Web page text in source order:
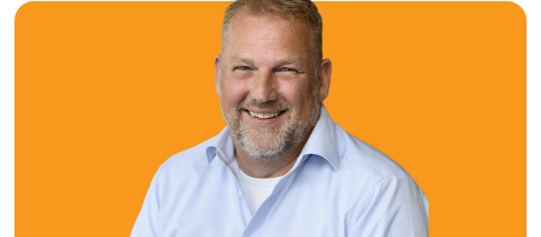
wij je gegevens tot 12 maanden na de
beëindiging van de procedure. Je kan The
AdminPeople B.V. op elk moment
verzoeken jouw gegevens te verwijderen
of de toestemming in te trekken. Meer
informatie vind je in het Privacy Statement
van The AdminPeople B.V..